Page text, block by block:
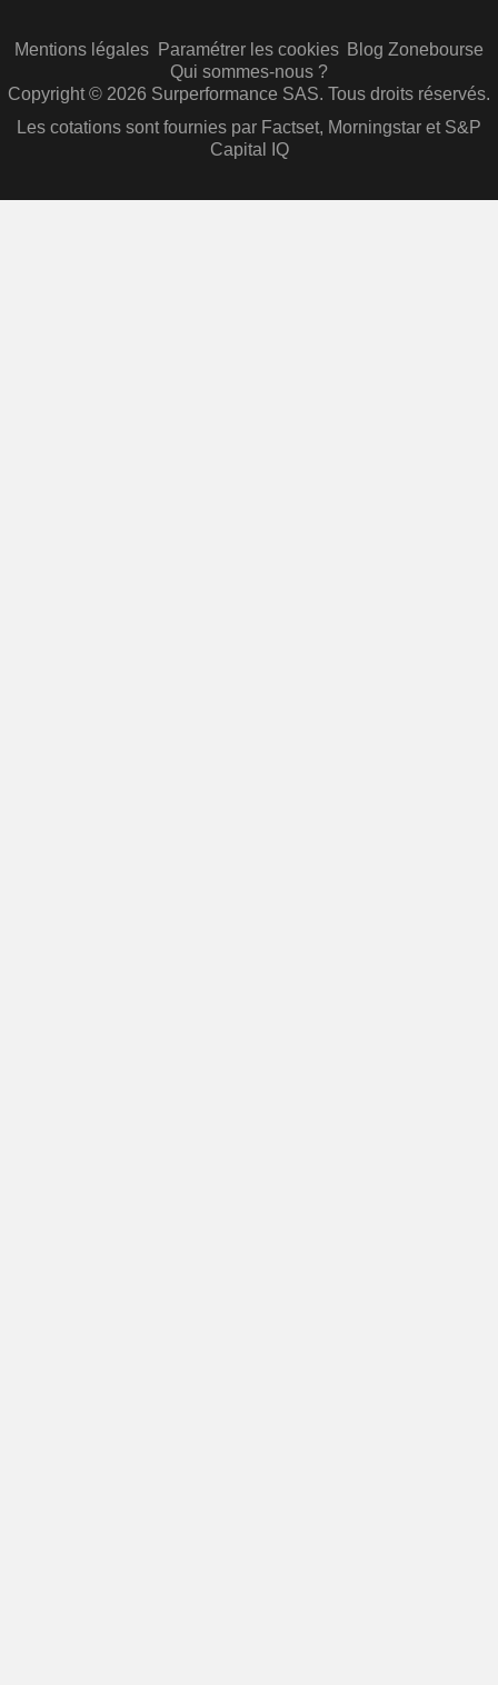
Mentions légales Paramétrer les cookies Blog Zonebourse
Qui sommes-nous ?
Copyright © 2026 Surperformance SAS. Tous droits réservés.
Les cotations sont fournies par Factset, Morningstar et S&P
Capital IQ